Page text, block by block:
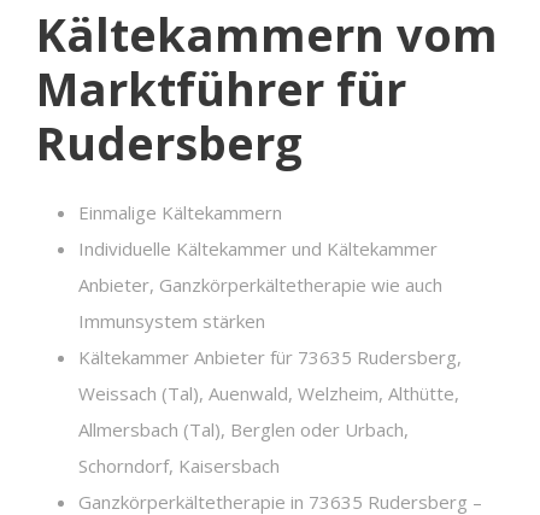
Kältekammern vom
Marktführer für
Rudersberg
Einmalige Kältekammern
Individuelle Kältekammer und Kältekammer
Anbieter, Ganzkörperkältetherapie wie auch
Immunsystem stärken
Kältekammer Anbieter für 73635 Rudersberg,
Weissach (Tal), Auenwald, Welzheim, Althütte,
Allmersbach (Tal), Berglen oder Urbach,
Schorndorf, Kaisersbach
Ganzkörperkältetherapie in 73635 Rudersberg –